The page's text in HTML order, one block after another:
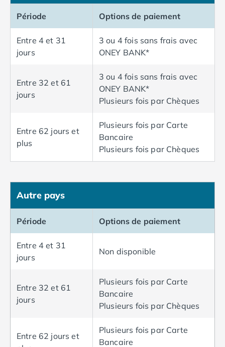
Camping Rhône-Alpes
Camping Ardèche
Camping Ruoms
Camping Vallon-Pont-d'Arc
Camping Drôme
Camping Annecy
Camping Thonon-les-bains
Camping Isère
Camping Cantabria
Camping Catalogne
Camping Costa Brava
Camping Barcelone
Camping Calonge
Camping Empuriabrava
Camping Lloret De Mar
Camping Palamos
Camping Pals
Camping Platja d'Aro
Camping Costa Dorada
Camping Cambrils
Camping Creixell
Camping Tarragone
Camping Italie
Période Options de paiement
Entre 4 et 31
jours
3 ou 4 fois sans frais avec
ONEY BANK*
Entre 32 et 61
jours
3 ou 4 fois sans frais avec
ONEY BANK*
Plusieurs fois par Chèques
Entre 62 jours et
plus
Plusieurs fois par Carte
Bancaire
Plusieurs fois par Chèques
Autre pays
Période Options de paiement
Entre 4 et 31
jours
Non disponible
Entre 32 et 61
jours
Plusieurs fois par Carte
Bancaire
Plusieurs fois par Chèques
Entre 62 jours et
Plusieurs fois par Carte
Bancaire